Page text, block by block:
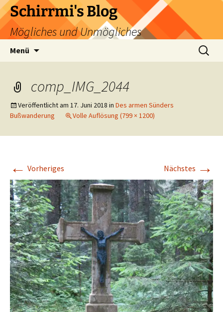
Zum
Inhalt
springen
Schirrmi's Blog
Mögliches und Unmögliches
Menü
Suchen
nach:
comp_IMG_2044
Veröffentlicht am 17. Juni 2018 in Des armen Sünders
Bußwanderung
Volle Auflösung (799 × 1200)
← Vorheriges Nächstes →